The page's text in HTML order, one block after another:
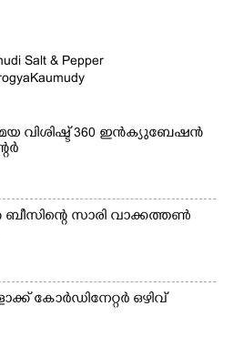
വിശിഷ്ട് 360 ഇൻക്യുബേഷൻ
ബീസിന്റെ സാരി വാക്കത്തൺ
കോർഡിനേറ്റർ ഒഴിവ്